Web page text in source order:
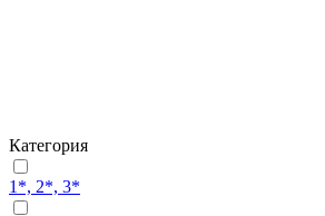
Категория
1*, 2*, 3*